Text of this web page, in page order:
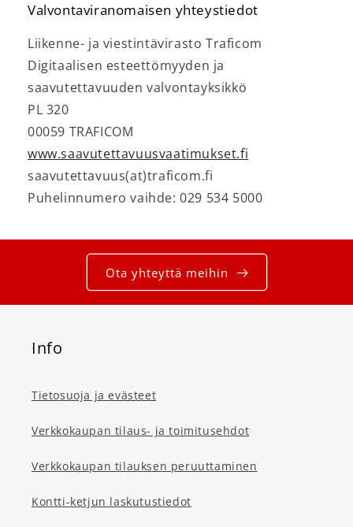
Valvontaviranomaisen yhteystiedot
Liikenne- ja viestintävirasto Traficom
Digitaalisen esteettömyyden ja
saavutettavuuden valvontayksikkö
PL 320
00059 TRAFICOM
www.saavutettavuusvaatimukset.fi
saavutettavuus(at)traficom.fi
Puhelinnumero vaihde: 029 534 5000
Ota yhteyttä meihin
Info
Tietosuoja ja evästeet
Verkkokaupan tilaus- ja toimitusehdot
Verkkokaupan tilauksen peruuttaminen
Kontti-ketjun laskutustiedot